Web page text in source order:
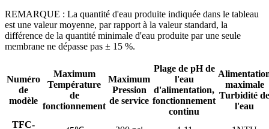
REMARQUE : La quantité d'eau produite indiquée dans le tableau
est une valeur moyenne, par rapport à la valeur standard, la
différence de la quantité minimale d'eau produite par une seule
membrane ne dépasse pas ± 15 %.
Numéro
de
modèle
Maximum
Température
de
fonctionnement
Maximum
Pression
de service
Plage de pH de
l'eau
d'alimentation,
fonctionnement
continu
maximale
Turbidité de
l'eau
TFC-